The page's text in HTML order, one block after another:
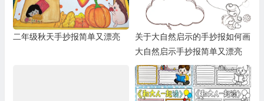
二年级秋天手抄报简单又漂亮
关于大自然启示的手抄报如何画
大自然启示手抄报简单又漂亮